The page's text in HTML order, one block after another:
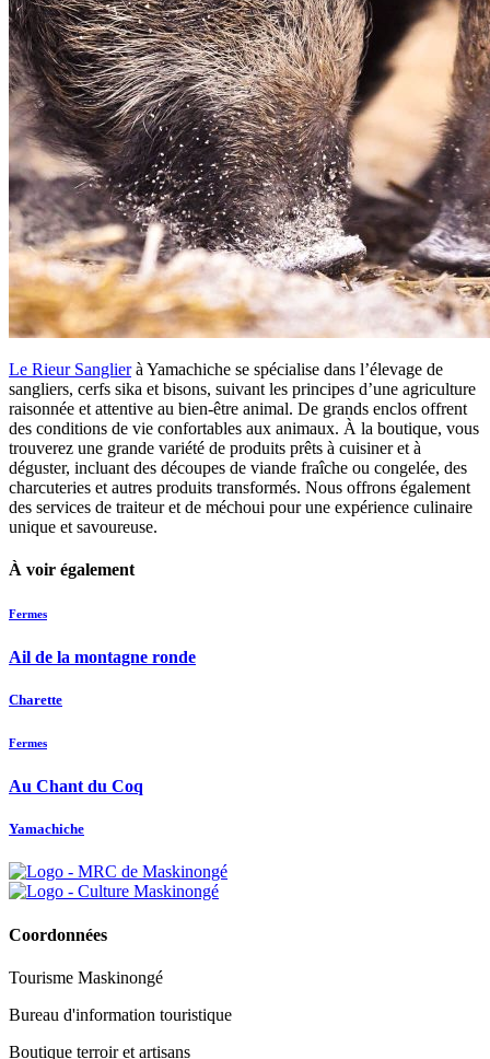
Le Rieur Sanglierà Yamachiche se spécialise dans l’élevage de
sangliers, cerfs sika et bisons, suivant les principes d’une agriculture
raisonnée et attentive au bien-être animal. De grands enclos offrent
des conditions de vie confortables aux animaux. À la boutique, vous
trouverez une grande variété de produits prêts à cuisiner et à
déguster, incluant des découpes de viande fraîche ou congelée, des
charcuteries et autres produits transformés. Nous offrons également
des services de traiteur et de méchoui pour une expérience culinaire
unique et savoureuse.
À voir également
Fermes
Ail de la montagne ronde
Charette
Fermes
Au Chant du Coq
Yamachiche
Coordonnées
Tourisme Maskinongé
Bureau d'information touristique
Boutique terroir et artisans